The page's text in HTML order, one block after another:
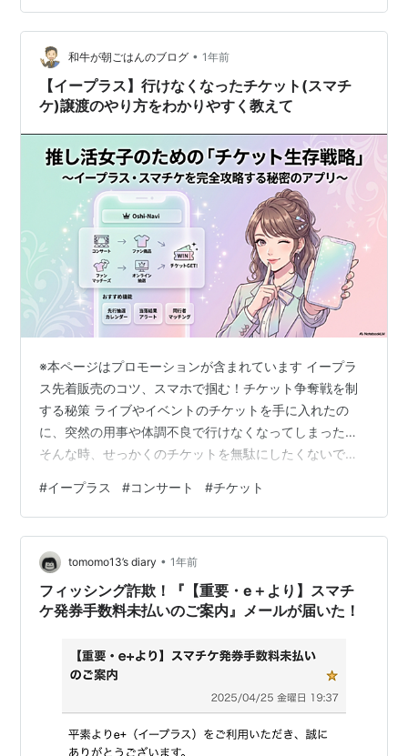
～」 神様が僕に授けてくれた6月3日(火)の「当選」 やっ
と、願いが叶った 今回の彼女のコンサートチケットは都
内・横浜開催に限…
和牛が朝ごはんのブログ • 1年前
【イープラス】行けなくなったチケット(スマチ
ケ)譲渡のやり方をわかりやすく教えて
※本ページはプロモーションが含まれています イープラ
ス先着販売のコツ、スマホで掴む！チケット争奪戦を制
する秘策 ライブやイベントのチケットを手に入れたの
に、突然の用事や体調不良で行けなくなってしまった…
そんな時、せっかくのチケットを無駄にしたくないです
異なる電子形式なので、「これってどうやって人に渡す
んだろう？」と疑問に思う方もいるかもしれません。 大
切なチケットを、行きたくても行けない自分の代わりに
誰かに楽しんでもらいたい。 あるいは、チケットを探し
ている人に届けたい。そんな時に役立つのが、イープラ
スのスマチケ譲渡方法です。 この記事では、…
#イープラス #コンサート #チケット
tomomo13’s diary • 1年前
フィッシング詐欺！『【重要・e＋より】スマチ
ケ発券手数料未払いのご案内』メールが届いた！